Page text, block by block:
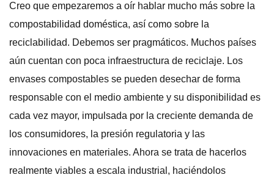
Creo que empezaremos a oír hablar mucho más sobre la
compostabilidad doméstica, así como sobre la
reciclabilidad. Debemos ser pragmáticos. Muchos países
aún cuentan con poca infraestructura de reciclaje. Los
envases compostables se pueden desechar de forma
responsable con el medio ambiente y su disponibilidad es
cada vez mayor, impulsada por la creciente demanda de
los consumidores, la presión regulatoria y las
innovaciones en materiales. Ahora se trata de hacerlos
realmente viables a escala industrial, haciéndolos